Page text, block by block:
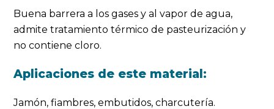
Buena barrera a los gases y al vapor de agua,
admite tratamiento térmico de pasteurización y
no contiene cloro.
Aplicaciones de este material:
Jamón, fiambres, embutidos, charcutería.